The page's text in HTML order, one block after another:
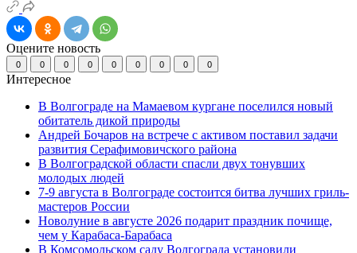
Оцените новость
0 0 0 0 0 0 0 0 0
Интересное
В Волгограде на Мамаевом кургане поселился новый
обитатель дикой природы
Андрей Бочаров на встрече с активом поставил задачи
развития Серафимовичского района
В Волгоградской области спасли двух тонувших
молодых людей
7-9 августа в Волгограде состоится битва лучших гриль-
мастеров России
Новолуние в августе 2026 подарит праздник почище,
чем у Карабаса-Барабаса
В Комсомольском саду Волгограда установили